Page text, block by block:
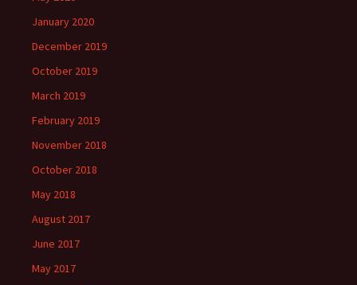
January 2020
December 2019
October 2019
March 2019
February 2019
November 2018
October 2018
May 2018
August 2017
June 2017
May 2017